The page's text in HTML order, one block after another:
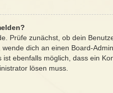
Prüfe zunächst, ob dein
dich an einen Board-
ebenfalls möglich, dass ein
lösen muss.